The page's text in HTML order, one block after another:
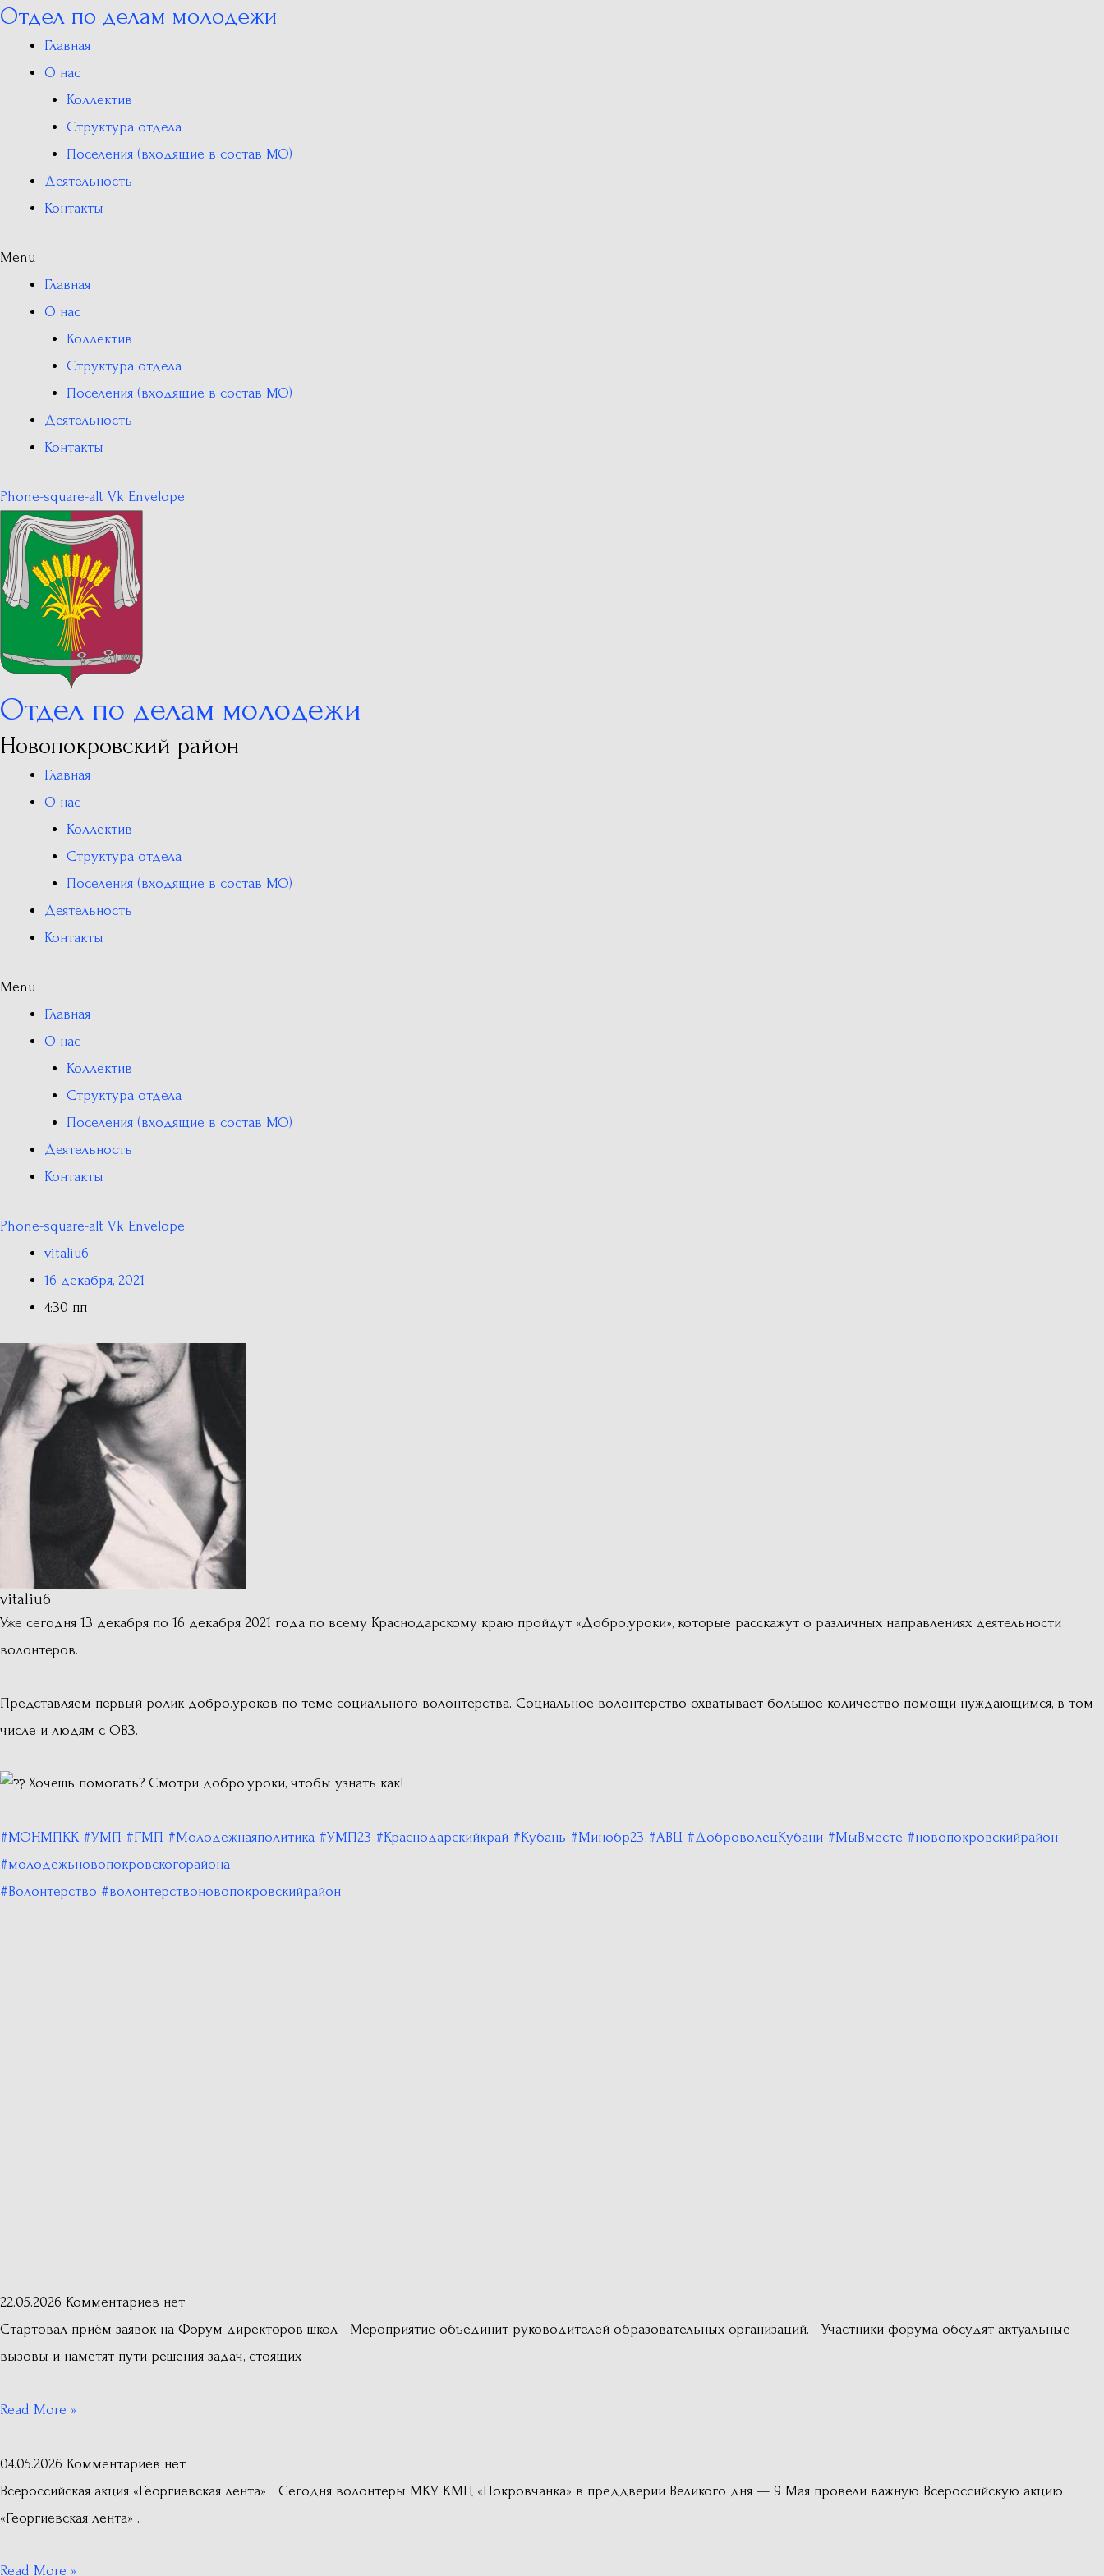
Перейти
содержимому
Отдел по делам молодежи
Главная
О нас
Коллектив
Структура отдела
Поселения (входящие в состав МО)
Деятельность
Контакты
Menu
Главная
О нас
Коллектив
Структура отдела
Поселения (входящие в состав МО)
Деятельность
Контакты
Phone-square-alt Vk Envelope
Отдел по делам молодежи
Новопокровский район
Главная
О нас
Коллектив
Структура отдела
Поселения (входящие в состав МО)
Деятельность
Контакты
Menu
Главная
О нас
Коллектив
Структура отдела
Поселения (входящие в состав МО)
Деятельность
Контакты
Phone-square-alt Vk Envelope
vitaliu6
16 декабря, 2021
4:30 пп
vitaliu6
Уже сегодня 13 декабря по 16 декабря 2021 года по всему Краснодарскому краю пройдут «Добро.уроки», которые расскажут о различных направлениях деятельности
волонтеров.
Представляем первый ролик добро.уроков по теме социального волонтерства. Социальное волонтерство охватывает большое количество помощи нуждающимся, в том
числе и людям с ОВЗ.
Хочешь помогать? Смотри добро.уроки, чтобы узнать как!
#МОНМПКК #УМП #ГМП #Молодежнаяполитика #УМП23 #Краснодарскийкрай #Кубань #Минобр23 #АВЦ #ДоброволецКубани #МыВместе #новопокровскийрайон
#молодежьновопокровскогорайона
#Волонтерство #волонтерствоновопокровскийрайон
22.05.2026 Комментариев нет
Стартовал приём заявок на Форум директоров школ Мероприятие объединит руководителей образовательных организаций. Участники форума обсудят актуальные
вызовы и наметят пути решения задач, стоящих
Read More »
04.05.2026 Комментариев нет
Всероссийская акция «Георгиевская лента» Сегодня волонтеры МКУ КМЦ «Покровчанка» в преддверии Великого дня — 9 Мая провели важную Всероссийскую акцию
«Георгиевская лента» .
Read More »